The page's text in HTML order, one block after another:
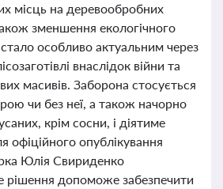
місць на деревообробних
зменшення екологічного
особливо актуальним через
внаслідок війни та
масивів. Заборона стосується
чи без неї, а також начорно
крім сосни, і діятиме
офіційного опублікування
Юлія Свириденко
рішення допоможе забезпечити